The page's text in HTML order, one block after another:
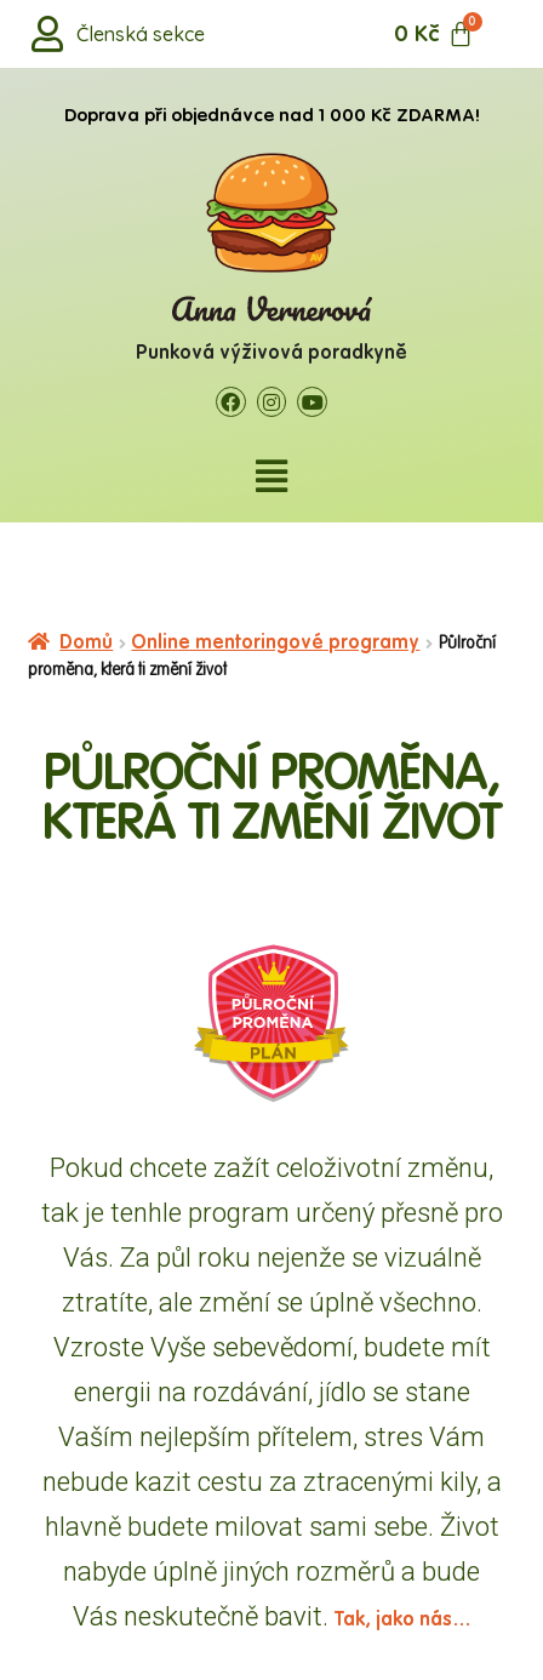
Členská sekce 0 Kč
Doprava při objednávce nad 1 000 Kč ZDARMA!
Punková výživová poradkyně
Domů Online mentoringové programy
Půlroční
proměna, která ti změní život
PŮLROČNÍ PROMĚNA,
KTERÁ TI ZMĚNÍ ŽIVOT
Pokud chcete zažít celoživotní změnu,
tak je tenhle program určený přesně pro
Vás. Za půl roku nejenže se vizuálně
ztratíte, ale změní se úplně všechno.
Vzroste Vyše sebevědomí, budete mít
energii na rozdávání, jídlo se stane
Vaším nejlepším přítelem, stres Vám
nebude kazit cestu za ztracenými kily, a
hlavně budete milovat sami sebe. Život
nabyde úplně jiných rozměrů a bude
Vás neskutečně bavit. Tak, jako nás…